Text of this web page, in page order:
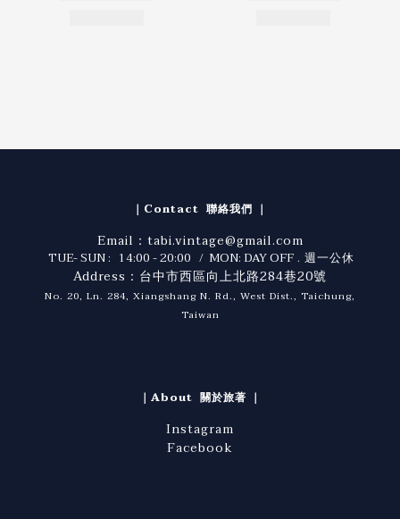
｜Contact 聯絡我們 ｜
Email：tabi.vintage@gmail.com
TUE- SUN : 14:00 - 20:00 / MON: DAY OFF . 週一公休
Address：台中市西區向上北路284巷20號
No. 20, Ln. 284, Xiangshang N. Rd., West Dist., Taichung,
Taiwan
｜About 關於旅著 ｜
Instagram
Facebook